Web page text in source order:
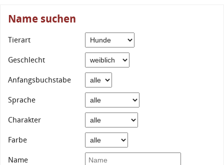
Name suchen
Tierart
Geschlecht
Anfangsbuchstabe
Sprache
Charakter
Farbe
Name